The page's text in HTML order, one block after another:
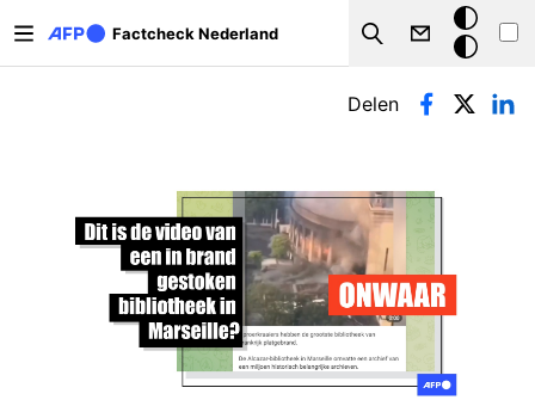
Factcheck Nederland
Search
Donkere
modus
Primaire tabs
Delen